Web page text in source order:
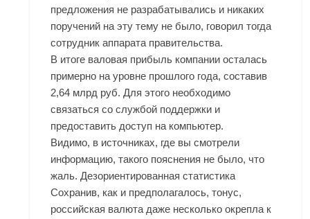
предложения не разрабатывались и никаких
поручений на эту тему не было, говорил тогда
сотрудник аппарата правительства.
В итоге валовая прибыль компании осталась
примерно на уровне прошлого года, составив
2,64 млрд руб. Для этого необходимо
связаться со службой поддержки и
предоставить доступ на компьютер.
Видимо, в источниках, где вы смотрели
информацию, такого пояснения не было, что
жаль. Дезориентированная статистика
Сохранив, как и предполагалось, тонус,
российская валюта даже несколько окрепла к